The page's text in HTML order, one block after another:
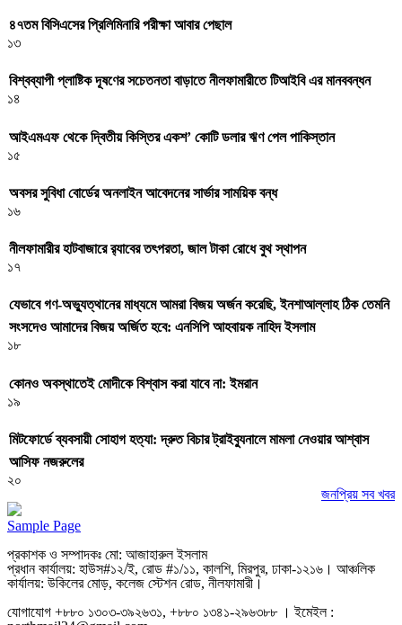
৪৭তম বিসিএসের প্রিলিমিনারি পরীক্ষা আবার পেছাল
১৩
বিশ্বব্যাপী প্লাষ্টিক দূষণের সচেতনতা বাড়াতে নীলফামারীতে টিআইবি এর মানববন্ধন
১৪
আইএমএফ থেকে দ্বিতীয় কিস্তির একশ’ কোটি ডলার ঋণ পেল পাকিস্তান
১৫
অবসর সুবিধা বোর্ডের অনলাইন আবেদনের সার্ভার সাময়িক বন্ধ
১৬
নীলফামারীর হাটবাজারে র‌্যাবের তৎপরতা, জাল টাকা রোধে বুথ স্থাপন
১৭
যেভাবে গণ-অভ্যুত্থানের মাধ্যমে আমরা বিজয় অর্জন করেছি, ইনশাআল্লাহ ঠিক তেমনি
সংসদেও আমাদের বিজয় অর্জিত হবে: এনসিপি আহবায়ক নাহিদ ইসলাম
১৮
কোনও অবস্থাতেই মোদীকে বিশ্বাস করা যাবে না: ইমরান
১৯
মিটফোর্ডে ব্যবসায়ী সোহাগ হত্যা: দ্রুত বিচার ট্রাইব্যুনালে মামলা নেওয়ার আশ্বাস
আসিফ নজরুলের
২০
জনপ্রিয় সব খবর
Sample Page
প্রকাশক ও সম্পাদকঃ মো: আজাহারুল ইসলাম
প্রধান কার্যালয়: হাউস#১২/ই, রোড #১/১১, কালশি, মিরপুর, ঢাকা-১২১৬। আঞ্চলিক
কার্যালয়: উকিলের মোড়, কলেজ স্টেশন রোড, নীলফামারী।
যোগাযোগ +৮৮০ ১৩০৩-৩৯২৬৩১, +৮৮০ ১৩৪১-২৯৬৩৮৮ । ইমেইল :